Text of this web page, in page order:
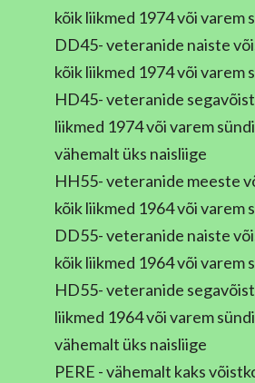
kõik liikmed 1974 või varem
DD45- veteranide naiste
kõik liikmed 1974 või varem
HD45- veteranide
liikmed 1974 või varem
vähemalt üks naisliige
HH55- veteranide meeste
kõik liikmed 1964 või varem
DD55- veteranide naiste
kõik liikmed 1964 või varem
HD55- veteranide
liikmed 1964 või varem
vähemalt üks naisliige
PERE - vähemalt kaks